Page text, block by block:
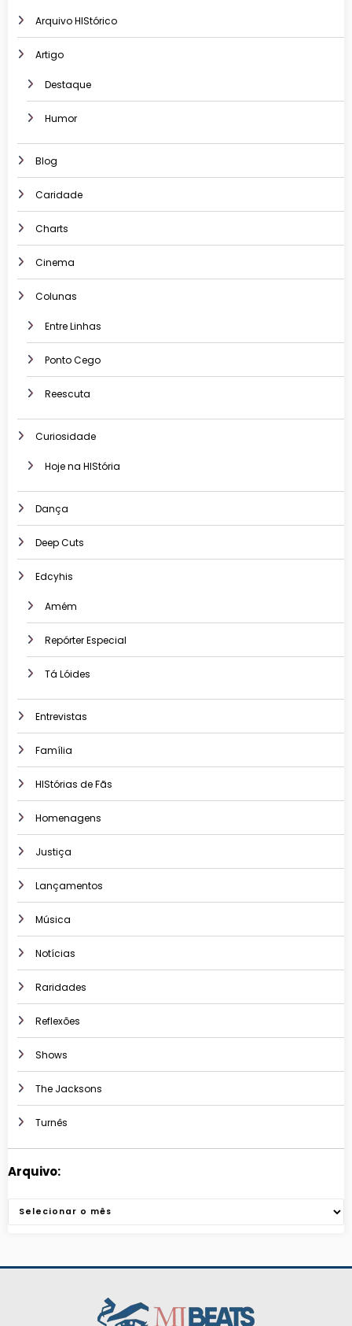
Arquivo HIStórico
Artigo
Destaque
Humor
Blog
Caridade
Charts
Cinema
Colunas
Entre Linhas
Ponto Cego
Reescuta
Curiosidade
Hoje na HIStória
Dança
Deep Cuts
Edcyhis
Amém
Repórter Especial
Tá Lóides
Entrevistas
Família
HIStórias de Fãs
Homenagens
Justiça
Lançamentos
Música
Notícias
Raridades
Reflexões
Shows
The Jacksons
Turnês
Arquivo:
Arquivos